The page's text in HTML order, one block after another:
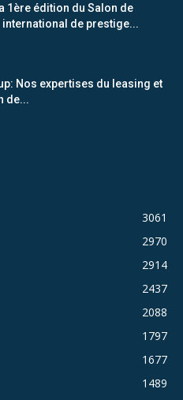
1ère édition du Salon de
international de prestige...
Nos expertises du leasing et
de...
3061
2970
2914
2437
2088
1797
1677
1489